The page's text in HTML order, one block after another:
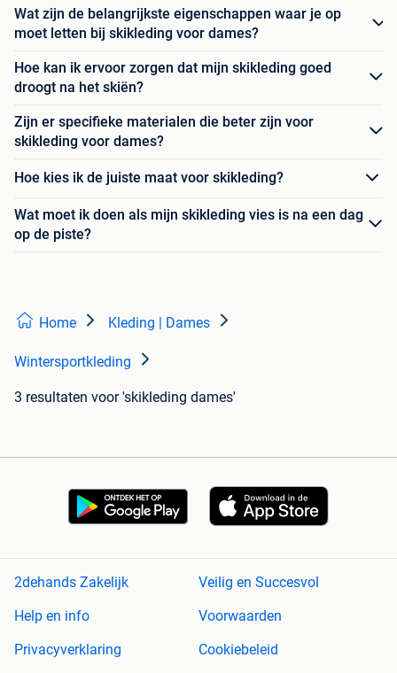
Wat zijn de belangrijkste eigenschappen waar je op
moet letten bij skikleding voor dames?
Hoe kan ik ervoor zorgen dat mijn skikleding goed
droogt na het skiën?
Zijn er specifieke materialen die beter zijn voor
skikleding voor dames?
Hoe kies ik de juiste maat voor skikleding?
Wat moet ik doen als mijn skikleding vies is na een dag
op de piste?
Home Kleding | Dames
Wintersportkleding
3 resultaten voor 'skikleding dames'
2dehands Zakelijk
Veilig en Succesvol
Help en info
Voorwaarden
Privacyverklaring
Cookiebeleid